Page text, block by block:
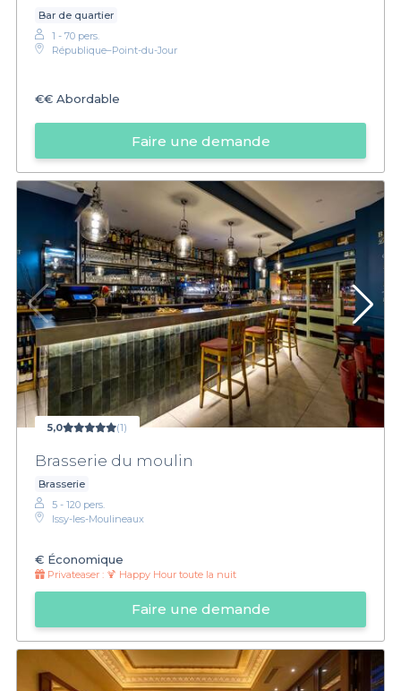
Bar de quartier
1 - 70 pers.
République–Point-du-Jour
€€ Abordable
Faire une demande
5,0 (1)
Brasserie du moulin
Brasserie
5 - 120 pers.
Issy-les-Moulineaux
€ Économique
Privateaser : 🍹 Happy Hour toute la nuit
Faire une demande